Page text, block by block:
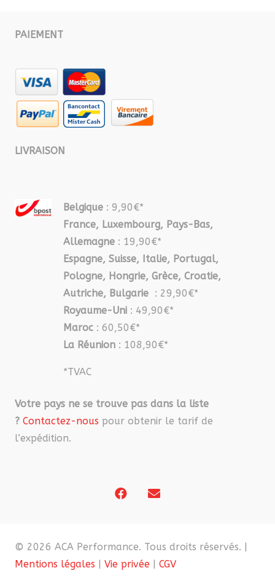
PAIEMENT
LIVRAISON
Belgique : 9,90€*
France, Luxembourg, Pays-Bas,
Allemagne : 19,90€*
Espagne, Suisse, Italie, Portugal,
Pologne, Hongrie, Grèce, Croatie,
Autriche, Bulgarie : 29,90€*
Royaume-Uni : 49,90€*
Maroc : 60,50€*
La Réunion : 108,90€*
*TVAC
Votre pays ne se trouve pas dans la liste
? Contactez-nous pour obtenir le tarif de
l’expédition.
© 2026 ACA Performance. Tous droits réservés. |
Mentions légales | Vie privée | CGV